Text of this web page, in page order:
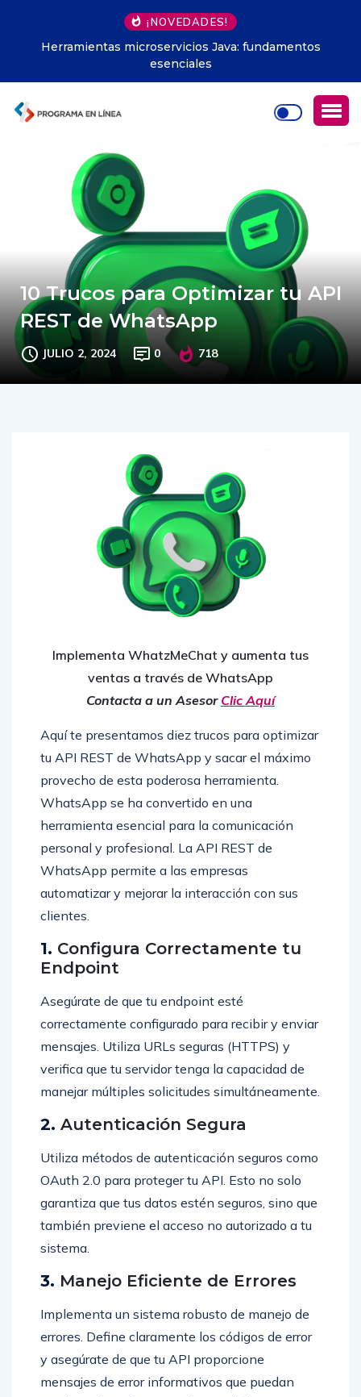
¡NOVEDADES!
Herramientas microservicios Java: fundamentos
esenciales
10 Trucos para Optimizar tu API
REST de WhatsApp
JULIO 2, 2024 0 718
Implementa WhatzMeChat y aumenta tus
ventas a través de WhatsApp
Contacta a un Asesor Clic Aquí
Aquí te presentamos diez trucos para optimizar
tu API REST de WhatsApp y sacar el máximo
provecho de esta poderosa herramienta.
WhatsApp se ha convertido en una
herramienta esencial para la comunicación
personal y profesional. La API REST de
WhatsApp permite a las empresas
automatizar y mejorar la interacción con sus
clientes.
1. Configura Correctamente tu
Endpoint
Asegúrate de que tu endpoint esté
correctamente configurado para recibir y enviar
mensajes. Utiliza URLs seguras (HTTPS) y
verifica que tu servidor tenga la capacidad de
manejar múltiples solicitudes simultáneamente.
2. Autenticación Segura
Utiliza métodos de autenticación seguros como
OAuth 2.0 para proteger tu API. Esto no solo
garantiza que tus datos estén seguros, sino que
también previene el acceso no autorizado a tu
sistema.
3. Manejo Eficiente de Errores
Implementa un sistema robusto de manejo de
errores. Define claramente los códigos de error
y asegúrate de que tu API proporcione
mensajes de error informativos que puedan